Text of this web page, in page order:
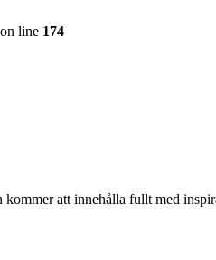
on line 174
att innehålla fullt med